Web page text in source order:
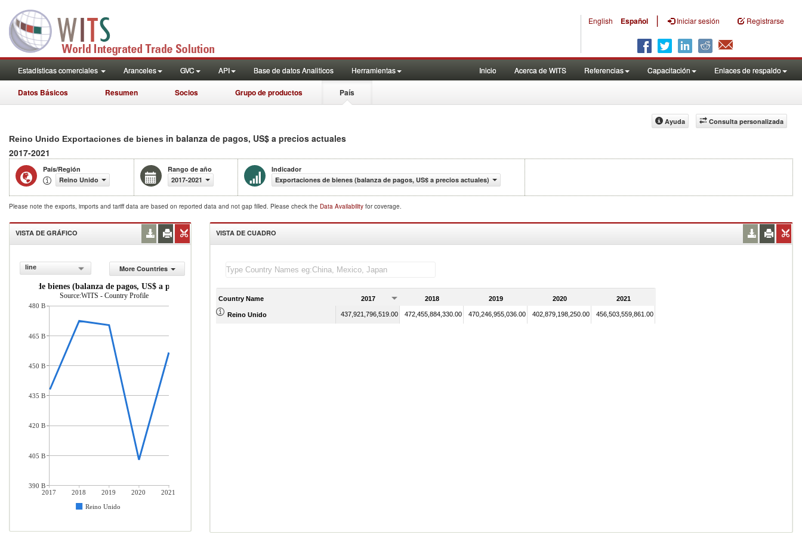
English Español | Iniciar sesión Registrarse
Estadísticas comerciales Aranceles GVC API Base de datos Analiticos Herramientas Inicio Acerca de WITS Referencias Capacitación Enlaces de respaldo
Datos Básicos Resumen Socios Grupo de productos País
Consulta personalizada
Ayuda
Reino Unido Exportaciones de bienes in balanza de pagos, US$ a precios actuales
2017-2021
País/Región
Reino Unido
Rango de año
2017-2021
Indicador
Exportaciones de bienes (balanza de pagos, US$ a precios actuales)
Please note the exports, imports and tariff data are based on reported data and not gap filled. Please check the Data Availability for coverage.
VISTA DE GRÁFICO
line
More Countries
de bienes (balanza de pagos, US$ a precios actuales)
Source:WITS - Country Profile
2017 2018 2019 2020
2021
Reino Unido
480 B
465 B
450 B
435 B
420 B
405 B
390 B
VISTA DE CUADRO
Country Name 2017 2018 2019 2020 2021
Reino Unido 437,921,796,519.00 472,455,884,330.00 470,246,955,036.00 402,879,198,250.00 456,503,559,861.00